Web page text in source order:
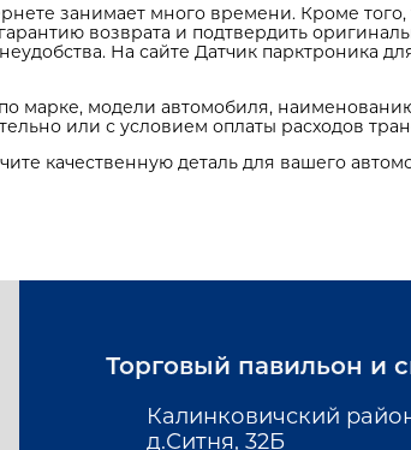
занимает много времени. Кроме
возврата и подтвердить
На сайте Датчик парктроника
марке, модели автомобиля,
или с условием оплаты расходов
качественную деталь для вашего
Торговый павильон и
Калинковичский
д.Ситня, 32Б